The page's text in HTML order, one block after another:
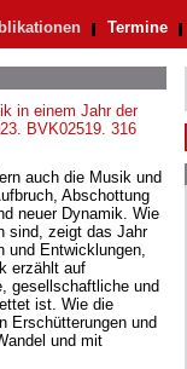
Termine
in einem Jahr der
BVK02519. 316
auch die Musik und
Abschottung
neuer Dynamik. Wie
sind, zeigt das Jahr
und Entwicklungen,
erzählt auf
gesellschaftliche und
ist. Wie die
Erschütterungen und
und mit